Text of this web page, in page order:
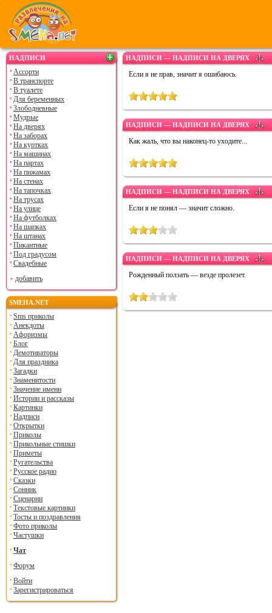
НАДПИСИ
Ассорти
В транспорте
В туалете
Для беременных
Злободневные
Мудрые
На дверях
На заборах
На куртках
На машинах
На партах
На пижамах
На стенах
На тапочках
На трусах
На улице
На футболках
На шапках
На штанах
Пикантные
Под градусом
Свадебные
добавить
SMEHA.NET
Sms приколы
Анекдоты
Афоризмы
Блог
Демотиваторы
Для праздника
Загадки
Знаменитости
Значение имени
Истории и рассказы
Картинки
Надписи
Открытки
Приколы
Прикольные стишки
Приметы
Ругательства
Русское радио
Сказки
Сонник
Сценарии
Текстовые картинки
Тосты и поздравления
Фото приколы
Частушки
Чат
Форум
Войти
Зарегистрироваться
НАДПИСИ — НАДПИСИ НА ДВЕРЯХ
Если я не прав, значит я ошибаюсь.
НАДПИСИ — НАДПИСИ НА ДВЕРЯХ
Как жаль, что вы наконец-то уходите...
НАДПИСИ — НАДПИСИ НА ДВЕРЯХ
Если я не понял — значит сложно.
НАДПИСИ — НАДПИСИ НА ДВЕРЯХ
Рожденный ползать — везде пролезет.